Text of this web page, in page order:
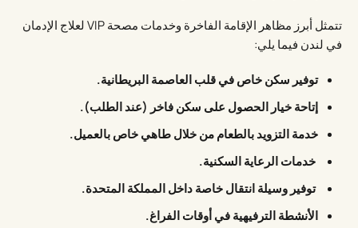
تتمثل أبرز مظاهر الإقامة الفاخرة وخدمات مصحة VIP لعلاج الإدمان
في لندن فيما يلي:
توفير سكن خاص في قلب العاصمة البريطانية.
إتاحة خيار الحصول على سكن فاخر (عند الطلب).
خدمة التزويد بالطعام من خلال طاهي خاص بالعميل.
خدمات الرعاية السكنية.
توفير وسيلة انتقال خاصة داخل المملكة المتحدة.
الأنشطة الترفيهية في أوقات الفراغ.